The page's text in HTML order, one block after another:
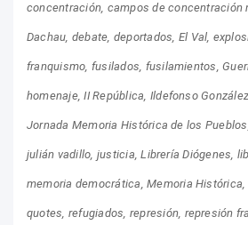
concentración campos de concentración
Dachau debate deportados El Val
franquismo fusilados fusilamientos
homenaje II República Ildefonso
Jornada Memoria Histórica de los Pueblos
julián vadillo justicia Librería Diógenes
memoria democrática Memoria Histórica
quotes refugiados represión represión